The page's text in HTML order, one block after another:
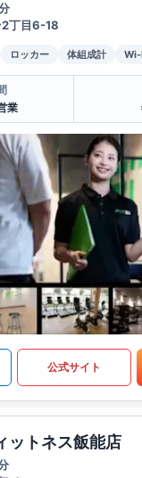
2丁目6-18
ロッカー 体組成計
業
公式サイト
ットネス飯能店